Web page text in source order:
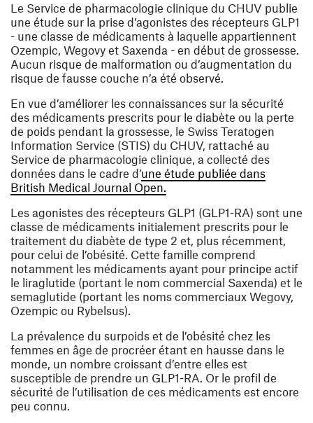
Le Service de pharmacologie clinique du CHUV publie
une étude sur la prise d’agonistes des récepteurs GLP1
- une classe de médicaments à laquelle appartiennent
Ozempic, Wegovy et Saxenda - en début de grossesse.
Aucun risque de malformation ou d’augmentation du
risque de fausse couche n’a été observé.
En vue d’améliorer les connaissances sur la sécurité
des médicaments prescrits pour le diabète ou la perte
de poids pendant la grossesse, le Swiss Teratogen
Information Service (STIS) du CHUV, rattaché au
Service de pharmacologie clinique, a collecté des
données dans le cadre d’une étude publiée dans
British Medical Journal Open.
Les agonistes des récepteurs GLP1 (GLP1-RA) sont une
classe de médicaments initialement prescrits pour le
traitement du diabète de type 2 et, plus récemment,
pour celui de l’obésité. Cette famille comprend
notamment les médicaments ayant pour principe actif
le liraglutide (portant le nom commercial Saxenda) et le
semaglutide (portant les noms commerciaux Wegovy,
Ozempic ou Rybelsus).
La prévalence du surpoids et de l’obésité chez les
femmes en âge de procréer étant en hausse dans le
monde, un nombre croissant d’entre elles est
susceptible de prendre un GLP1-RA. Or le profil de
sécurité de l’utilisation de ces médicaments est encore
peu connu.